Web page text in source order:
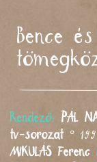
Bence
Rendező: PÁL
tv-sorozat°
MIKULÁS Ferenc